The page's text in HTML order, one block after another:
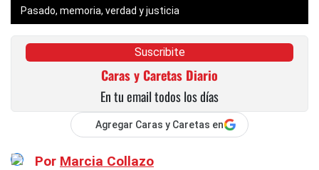
Pasado, memoria, verdad y justicia
Suscribite
Caras y Caretas Diario
En tu email todos los días
Agregar Caras y Caretas en
Por Marcia Collazo